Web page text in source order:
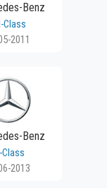
Benz
Class
2011
Benz
Class
2013